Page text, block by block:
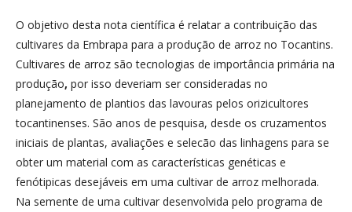
O objetivo desta nota científica é relatar a contribuição das
cultivares da Embrapa para a produção de arroz no Tocantins.
Cultivares de arroz são tecnologias de importância primária na
produção, por isso deveriam ser consideradas no
planejamento de plantios das lavouras pelos orizicultores
tocantinenses. São anos de pesquisa, desde os cruzamentos
iniciais de plantas, avaliações e selecão das linhagens para se
obter um material com as características genéticas e
fenótipicas desejáveis em uma cultivar de arroz melhorada.
Na semente de uma cultivar desenvolvida pelo programa de